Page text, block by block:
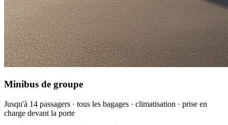
Minibus de groupe
Jusqu'à 14 passagers · tous les bagages · climatisation · prise en
charge devant la porte